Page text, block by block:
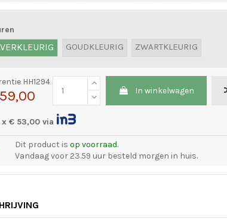
GOUDKLEURIG ZWARTKLEURIG
HH1294
In winkelwagen
x € 53,00 via
Dit product is op voorraad.
Vandaag voor 23.59 uur besteld morgen in huis.